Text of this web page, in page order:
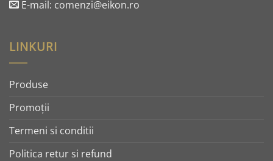
E-mail: comenzi@eikon.ro
LINKURI
Produse
Promoţii
Termeni si conditii
Politica retur si refund